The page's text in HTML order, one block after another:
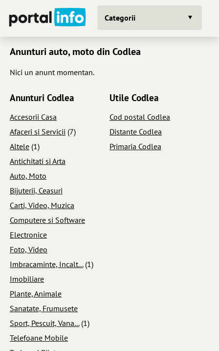
Categorii
Anunturi auto, moto din Codlea
Nici un anunt momentan.
Anunturi Codlea
Accesorii Casa
Afaceri si Servicii (7)
Altele (1)
Antichitati si Arta
Auto, Moto
Bijuterii, Ceasuri
Carti, Video, Muzica
Computere si Software
Electronice
Foto, Video
Imbracaminte, Incalt... (1)
Imobiliare
Plante, Animale
Sanatate, Frumusete
Sport, Pescuit, Vana... (1)
Telefoane Mobile
Utile Codlea
Cod postal Codlea
Distante Codlea
Primaria Codlea